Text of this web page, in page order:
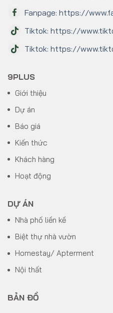
Fanpage: https://
Tiktok: https://
Tiktok: https://
9PLUS
Giới thiệu
Dự án
Báo giá
Kiến thức
Khách hàng
Hoạt động
DỰ ÁN
Nhà phố liền kề
Biệt thự nhà vườn
Homestay/ Apterment
Nội thất
BẢN ĐỒ